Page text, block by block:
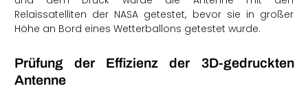
Relaissatelliten der NASA getestet, bevor sie in großer
Höhe an Bord eines Wetterballons getestet wurde.
Prüfung der Effizienz der 3D-gedruckten
Antenne